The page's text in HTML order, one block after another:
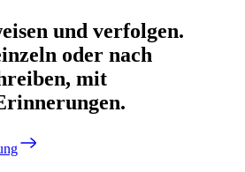
und verfolgen.
oder nach
mit